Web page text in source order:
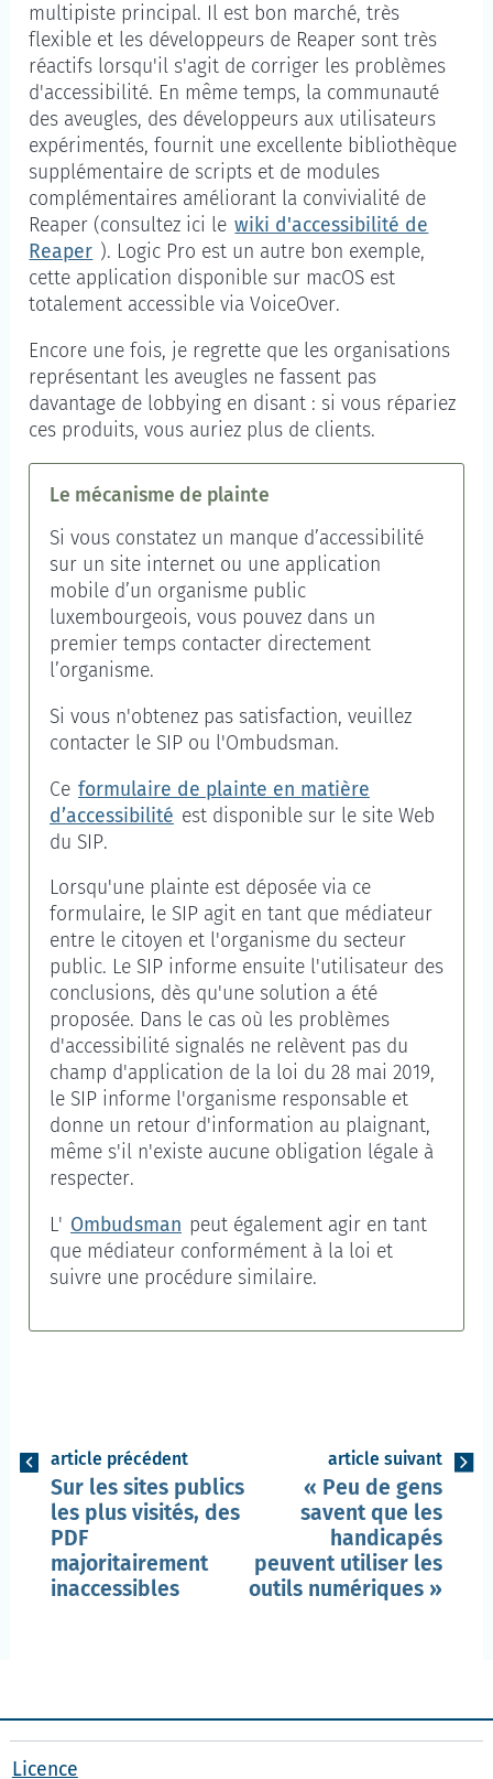
multipiste principal. Il est bon marché, très
flexible et les développeurs de Reaper sont très
réactifs lorsqu'il s'agit de corriger les problèmes
d'accessibilité. En même temps, la communauté
des aveugles, des développeurs aux utilisateurs
expérimentés, fournit une excellente bibliothèque
supplémentaire de scripts et de modules
complémentaires améliorant la convivialité de
Reaper (consultez ici le wiki d'accessibilité de
Reaper ). Logic Pro est un autre bon exemple,
cette application disponible sur macOS est
totalement accessible via VoiceOver.
Encore une fois, je regrette que les organisations
représentant les aveugles ne fassent pas
davantage de lobbying en disant : si vous répariez
ces produits, vous auriez plus de clients.
Le mécanisme de plainte
Si vous constatez un manque d’accessibilité
sur un site internet ou une application
mobile d’un organisme public
luxembourgeois, vous pouvez dans un
premier temps contacter directement
l’organisme.
Si vous n'obtenez pas satisfaction, veuillez
contacter le SIP ou l'Ombudsman.
Ce formulaire de plainte en matière
d’accessibilité est disponible sur le site Web
du SIP.
Lorsqu'une plainte est déposée via ce
formulaire, le SIP agit en tant que médiateur
entre le citoyen et l'organisme du secteur
public. Le SIP informe ensuite l'utilisateur des
conclusions, dès qu'une solution a été
proposée. Dans le cas où les problèmes
d'accessibilité signalés ne relèvent pas du
champ d'application de la loi du 28 mai 2019,
le SIP informe l'organisme responsable et
donne un retour d'information au plaignant,
même s'il n'existe aucune obligation légale à
respecter.
L' Ombudsman peut également agir en tant
que médiateur conformément à la loi et
suivre une procédure similaire.
article précédent
Sur les sites publics
les plus visités, des
PDF
majoritairement
inaccessibles
article suivant
Peu de gens
savent que les
handicapés
peuvent utiliser les
outils numériques
Licence